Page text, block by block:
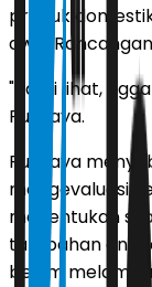
produk
awal
"Kami lihat,
Purbaya.
Purbaya
mengevaluasi
menentukan
tambahan
belum